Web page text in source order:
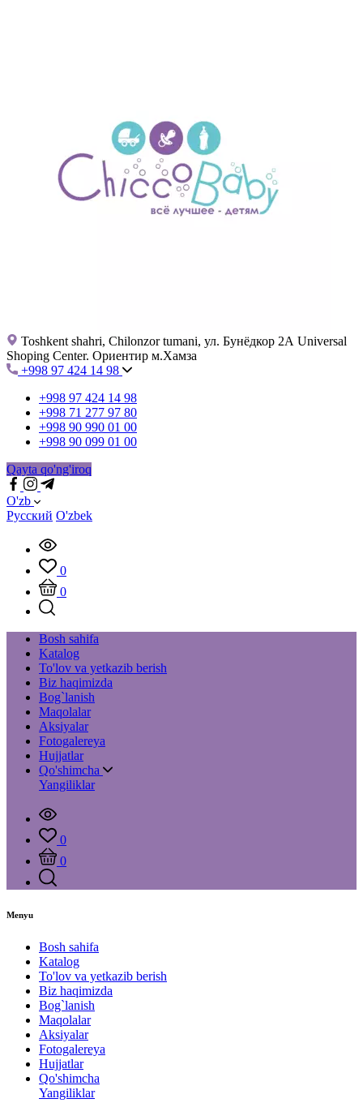
Toshkent shahri, Chilonzor tumani, ул. Бунёдкор 2А Universal
Shoping Center. Ориентир м.Хамза
+998 97 424 14 98
+998 97 424 14 98
+998 71 277 97 80
+998 90 990 01 00
+998 90 099 01 00
Qayta qo'ng'iroq
O'zb
Русский O'zbek
0
0
Bosh sahifa
Katalog
To'lov va yetkazib berish
Biz haqimizda
Bog`lanish
Maqolalar
Aksiyalar
Fotogalereya
Hujjatlar
Qo'shimcha
Yangiliklar
0
0
Menyu
Bosh sahifa
Katalog
To'lov va yetkazib berish
Biz haqimizda
Bog`lanish
Maqolalar
Aksiyalar
Fotogalereya
Hujjatlar
Qo'shimcha
Yangiliklar